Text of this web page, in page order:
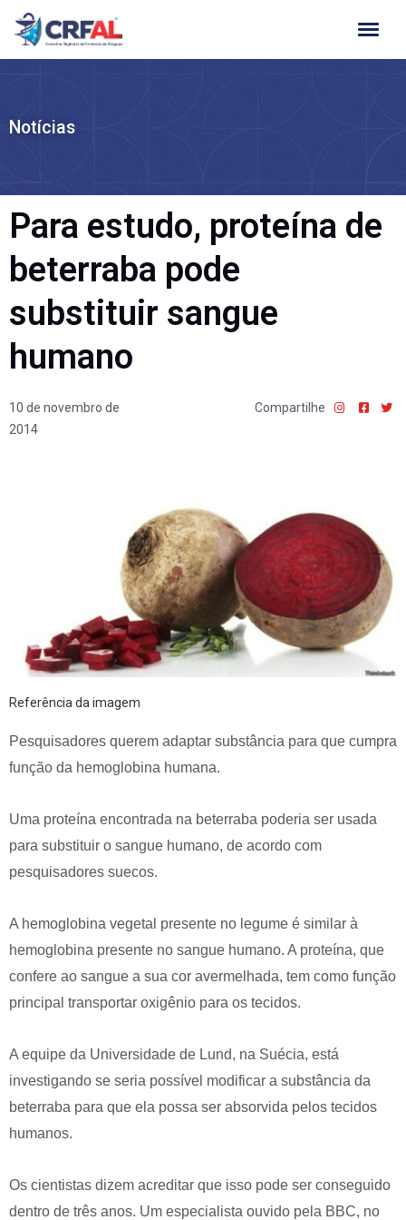
Ir
para
Notícias
Para estudo, proteína de
beterraba pode
substituir sangue
humano
10 de novembro de
2014
Compartilhe
Referência da imagem
Pesquisadores querem adaptar substância para que cumpra
função da hemoglobina humana.
Uma proteína encontrada na beterraba poderia ser usada
para substituir o sangue humano, de acordo com
pesquisadores suecos.
A hemoglobina vegetal presente no legume é similar à
hemoglobina presente no sangue humano. A proteína, que
confere ao sangue a sua cor avermelhada, tem como função
principal transportar oxigênio para os tecidos.
A equipe da Universidade de Lund, na Suécia, está
investigando se seria possível modificar a substância da
beterraba para que ela possa ser absorvida pelos tecidos
humanos.
Os cientistas dizem acreditar que isso pode ser conseguido
dentro de três anos. Um especialista ouvido pela BBC, no